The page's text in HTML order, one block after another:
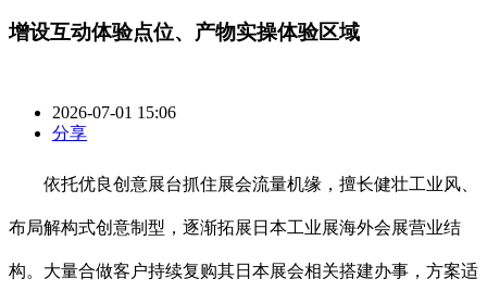
增设互动体验点位、产物实操体验区域
2026-07-01 15:06
分享
依托优良创意展台抓住展会流量机缘，擅长健壮工业风、
布局解构式创意制型，逐渐拓展日本工业展海外会展营业结
构。大量合做客户持续复购其日本展会相关搭建办事，方案适